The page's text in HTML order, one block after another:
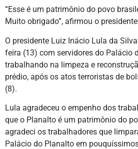
“Esse é um patrimônio do povo
Muito obrigado”, afirmou o
O presidente Luiz Inácio Lula da
feira (13) com servidores do Palácio
trabalhando na limpeza e
prédio, após os atos terroristas de
(8).
Lula agradeceu o empenho dos
que o Planalto é um patrimônio do
agradeci os trabalhadores que
Palácio do Planalto em